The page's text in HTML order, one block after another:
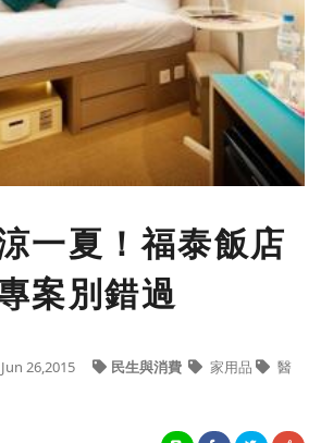
一夏！福泰飯店
案別錯過
Jun 26,2015 民生與消費 家用品 醫